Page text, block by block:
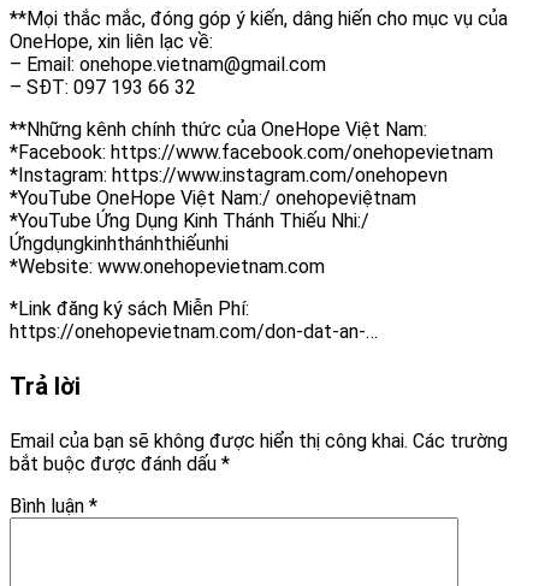
**Mọi thắc mắc, đóng góp ý kiến, dâng hiến cho mục vụ của
OneHope, xin liên lạc về:
– Email: onehope.vietnam@gmail.com
– SĐT: 097 193 66 32
**Những kênh chính thức của OneHope Việt Nam:
*Facebook: https://www.facebook.com/onehopevietnam
*Instagram: https://www.instagram.com/onehopevn
*YouTube OneHope Việt Nam:/ onehopeviệtnam
*YouTube Ứng Dụng Kinh Thánh Thiếu Nhi:/
Ứngdụngkinhthánhthiếunhi
*Website: www.onehopevietnam.com
*Link đăng ký sách Miễn Phí:
https://onehopevietnam.com/don-dat-an-…
Trả lời
Email của bạn sẽ không được hiển thị công khai. Các trường
bắt buộc được đánh dấu *
Bình luận *